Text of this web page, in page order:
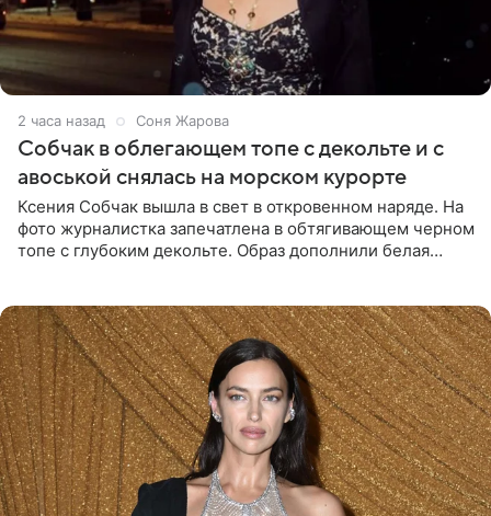
2 часа назад Соня Жарова
Собчак в облегающем топе с декольте и с
авоськой снялась на морском курорте
Ксения Собчак вышла в свет в откровенном наряде. На
фото журналистка запечатлена в обтягивающем черном
топе с глубоким декольте. Образ дополнили белая